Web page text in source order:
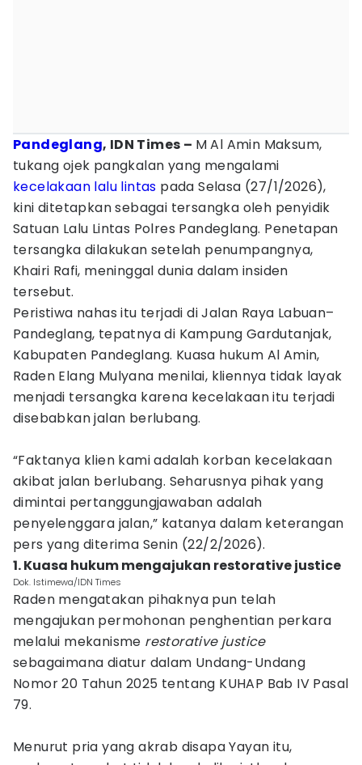
Pandeglang, IDN Times – M Al Amin Maksum,
tukang ojek pangkalan yang mengalami
kecelakaan lalu lintas pada Selasa (27/1/2026),
kini ditetapkan sebagai tersangka oleh penyidik
Satuan Lalu Lintas Polres Pandeglang. Penetapan
tersangka dilakukan setelah penumpangnya,
Khairi Rafi, meninggal dunia dalam insiden
tersebut.
Peristiwa nahas itu terjadi di Jalan Raya Labuan–
Pandeglang, tepatnya di Kampung Gardutanjak,
Kabupaten Pandeglang. Kuasa hukum Al Amin,
Raden Elang Mulyana menilai, kliennya tidak layak
menjadi tersangka karena kecelakaan itu terjadi
disebabkan jalan berlubang.
“Faktanya klien kami adalah korban kecelakaan
akibat jalan berlubang. Seharusnya pihak yang
dimintai pertanggungjawaban adalah
penyelenggara jalan,” katanya dalam keterangan
pers yang diterima Senin (22/2/2026).
1. Kuasa hukum mengajukan restorative justice
Dok. Istimewa/IDN Times
Raden mengatakan pihaknya pun telah
mengajukan permohonan penghentian perkara
melalui mekanisme restorative justice
sebagaimana diatur dalam Undang-Undang
Nomor 20 Tahun 2025 tentang KUHAP Bab IV Pasal
79.
Menurut pria yang akrab disapa Yayan itu,